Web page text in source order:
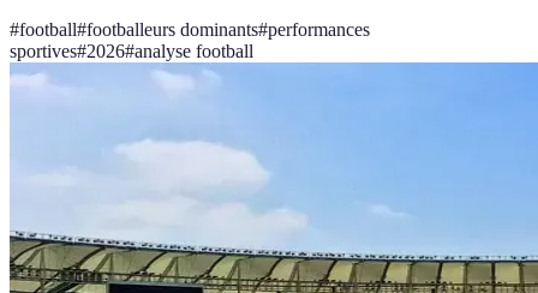
#football#footballeurs dominants#performances
sportives#2026#analyse football